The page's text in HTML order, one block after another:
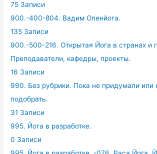
75 Записи
900.-400-804. Вадим Опенйога.
135 Записи
900.-500-216. Открытая Йога в странах и
Преподаватели, кафедры, проекты.
16 Записи
990. Без рубрики. Пока не придумали или
подобрать.
31 Записи
995. Йога в разработке.
0 Записи